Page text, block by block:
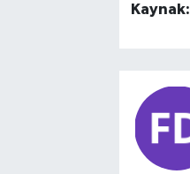
Kaynak: